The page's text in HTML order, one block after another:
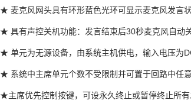
★ 麦克风网头具有环形蓝色光环可显示麦克风发言
★ 具有声控关机功能：发言结束后30秒麦克风自动
★ 单元为无源设备，由系统主机供电，输入电压为
★ 系统中主席单元个数不受限制并可置于回路中任
★主席优先控制按键，可设永久终止或暂停终止所